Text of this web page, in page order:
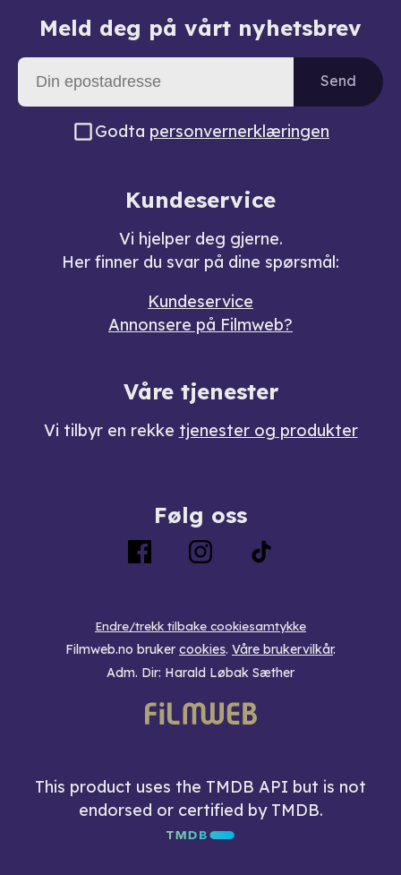
Meld deg på vårt nyhetsbrev
Send
Godta personvernerklæringen
Kundeservice
Vi hjelper deg gjerne.
Her finner du svar på dine spørsmål:
Kundeservice
Annonsere på Filmweb?
Våre tjenester
Vi tilbyr en rekke tjenester og produkter
Følg oss
Endre/trekk tilbake cookiesamtykke
Filmweb.no bruker cookies. Våre brukervilkår.
Adm. Dir: Harald Løbak Sæther
This product uses the TMDB API but is not
endorsed or certified by TMDB.